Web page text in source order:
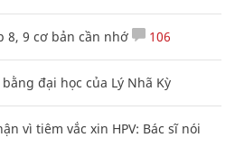
8, 9 cơ bản cần nhớ 106
đại học của Lý Nhã Kỳ
vì tiêm vắc xin HPV: Bác sĩ nói